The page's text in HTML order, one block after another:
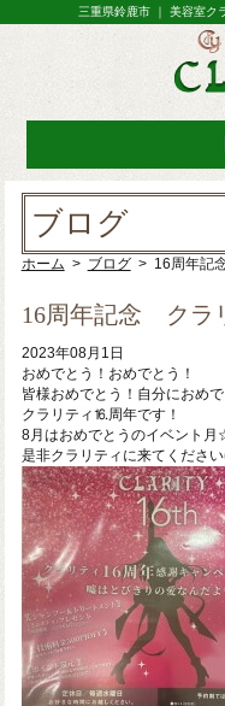
三重県鈴鹿市 ｜ 美容室ク
ブログ
ホーム > ブログ> 16周年記
16周年記念 ク
2023年08月1日
おめでとう！おめでとう！
皆様おめでとう！自分におめで
クラリティ⒗周年です！
8月はおめでとうのイベント
是非クラリティに来てくださ